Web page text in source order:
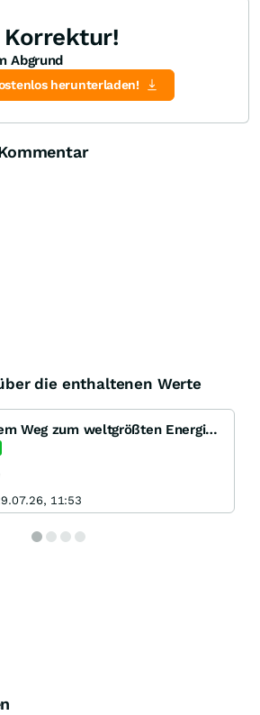
Abgrund
herunterladen!
die enthaltenen Werte
Die E.ON AG auf dem Weg zum weltgrößten Energieversorger
11:53